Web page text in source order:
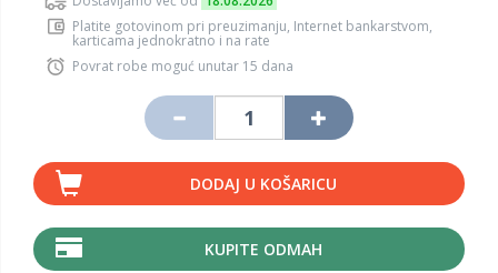
Platite gotovinom pri preuzimanju, Internet bankarstvom,
karticama jednokratno i na rate
Povrat robe moguć unutar 15 dana
DODAJ U KOŠARICU
KUPITE ODMAH